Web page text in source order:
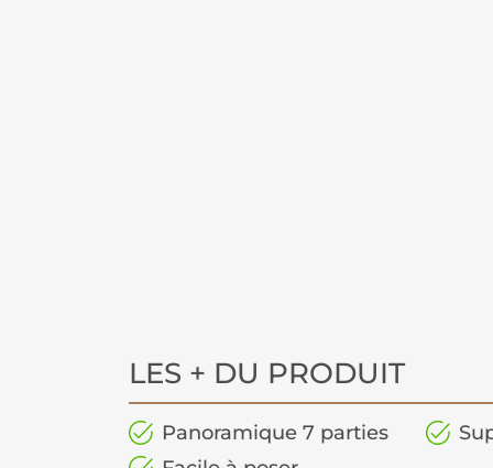
LES + DU PRODUIT
Panoramique 7 parties